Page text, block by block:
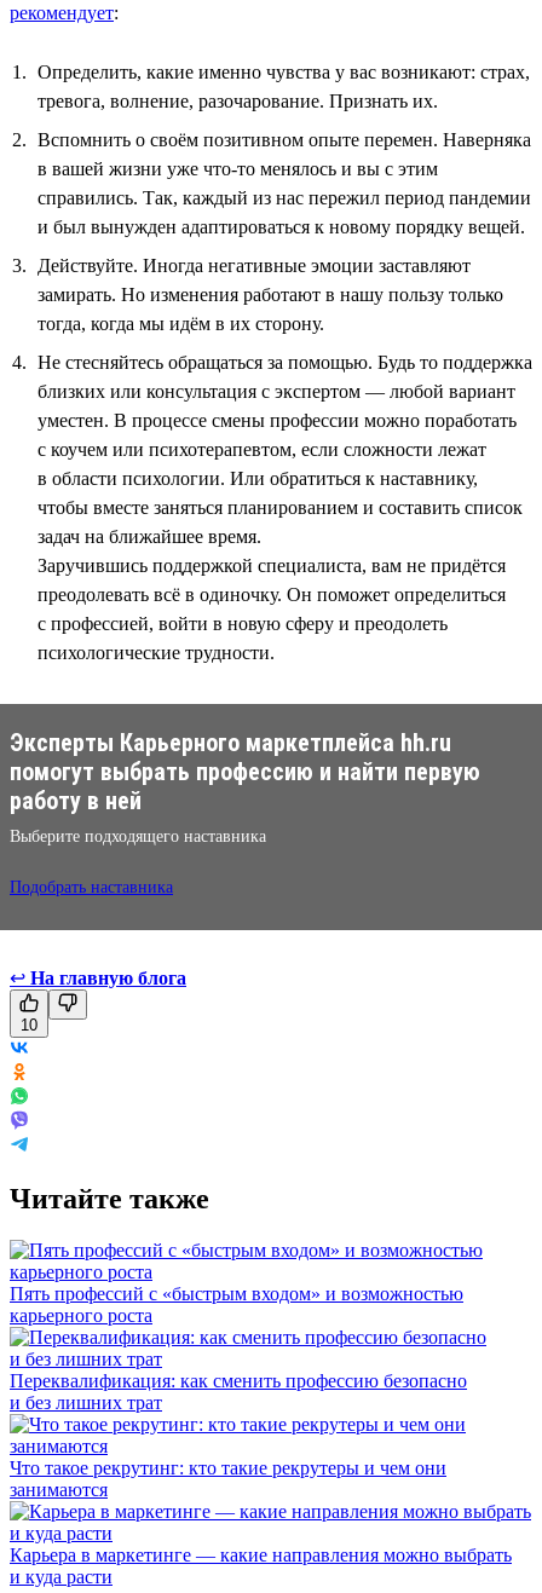
рекомендует:
Определить, какие именно чувства у вас возникают: страх,
тревога, волнение, разочарование. Признать их.
Вспомнить о своём позитивном опыте перемен. Наверняка
в вашей жизни уже что-то менялось и вы с этим
справились. Так, каждый из нас пережил период пандемии
и был вынужден адаптироваться к новому порядку вещей.
Действуйте. Иногда негативные эмоции заставляют
замирать. Но изменения работают в нашу пользу только
тогда, когда мы идём в их сторону.
Не стесняйтесь обращаться за помощью. Будь то поддержка
близких или консультация с экспертом — любой вариант
уместен. В процессе смены профессии можно поработать
с коучем или психотерапевтом, если сложности лежат
в области психологии. Или обратиться к наставнику,
чтобы вместе заняться планированием и составить список
задач на ближайшее время.
Заручившись поддержкой специалиста, вам не придётся
преодолевать всё в одиночку. Он поможет определиться
с профессией, войти в новую сферу и преодолеть
психологические трудности.
Эксперты Карьерного маркетплейса hh.ru
помогут выбрать профессию и найти первую
работу в ней
Выберите подходящего наставника
Подобрать наставника
↩ На главную блога
10
Читайте также
Пять профессий с «быстрым входом» и возможностью
карьерного роста
Переквалификация: как сменить профессию безопасно
и без лишних трат
Что такое рекрутинг: кто такие рекрутеры и чем они
занимаются
Карьера в маркетинге — какие направления можно выбрать
и куда расти